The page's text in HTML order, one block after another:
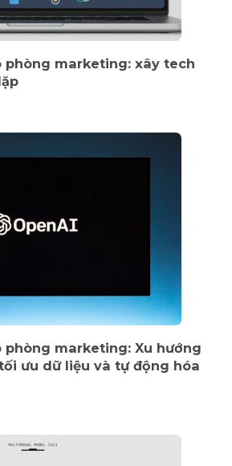
phòng marketing: xây tech
phòng marketing: Xu hướng
ưu dữ liệu và tự động hóa